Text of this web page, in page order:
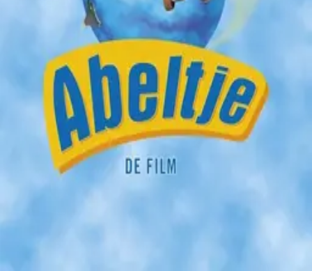
Byoscoop·a product of Boydroid B.V.